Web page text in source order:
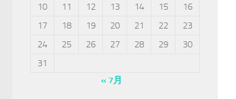
10
11 12 13 14 15
16
17
18 19 20 21 22
23
24
25 26 27 28 29
30
31
« 7月